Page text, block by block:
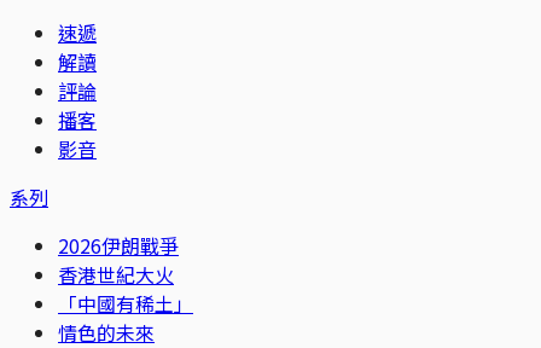
速遞
解讀
評論
播客
影音
系列
2026伊朗戰爭
香港世紀大火
「中國有稀土」
情色的未來